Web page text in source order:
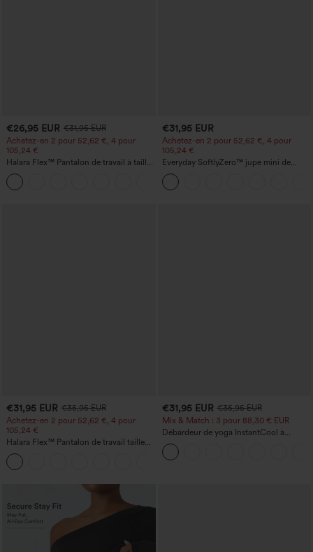
€26,95 EUR €31,95 EUR
Achetez-en 2 pour 52,62 €, 4 pour
105,24 €
Halara Flex™ Pantalon de travail à taille
haute, jambe large, avec poches, en
maille gaufrée
€31,95 EUR
Achetez-en 2 pour 52,62 €, 4 pour
105,24 €
Everyday SoftlyZero™ jupe mini de
tennis aérée à pans croisés 2-en-1 avec
poche latérale et toucher frais - Lucid-
UPF50+
€31,95 EUR €35,95 EUR
Achetez-en 2 pour 52,62 €, 4 pour
105,24 €
Halara Flex™ Pantalon de travail taille
haute sculptant la silhouette, gainant la
taille, avec poches, jambe large en
micro-gaufre
€31,95 EUR €35,95 EUR
Mix & Match : 3 pour 88,30 € EUR
Débardeur de yoga InstantCool à
encolure en U et ourlet arrondi –
UPF50+